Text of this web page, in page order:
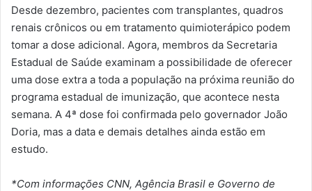
Desde dezembro, pacientes com transplantes, quadros
renais crônicos ou em tratamento quimioterápico podem
tomar a dose adicional. Agora, membros da Secretaria
Estadual de Saúde examinam a possibilidade de oferecer
uma dose extra a toda a população na próxima reunião do
programa estadual de imunização, que acontece nesta
semana. A 4ª dose foi confirmada pelo governador João
Doria, mas a data e demais detalhes ainda estão em
estudo.
*Com informações CNN, Agência Brasil e Governo de